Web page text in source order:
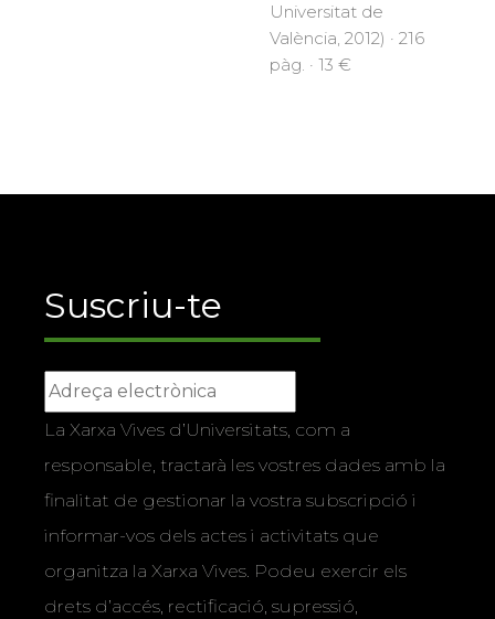
Universitat de
València, 2012) · 216
pàg. · 13 €
Suscriu-te
La Xarxa Vives d’Universitats, com a
responsable, tractarà les vostres dades amb la
finalitat de gestionar la vostra subscripció i
informar-vos dels actes i activitats que
organitza la Xarxa Vives. Podeu exercir els
drets d’accés, rectificació, supressió,